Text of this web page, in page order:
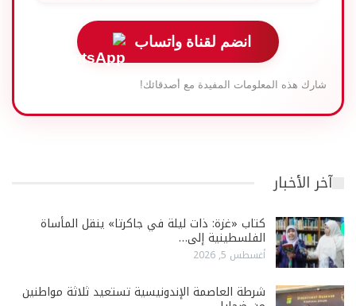
انضم لقناة واتساب
شارك هذه المعلومات المفيدة مع أصدقائك!
آخر الأخبار
كتاب «غزة: ذات ليلة في جاكرتا» ينقل المأساة
الفلسطينية إلى…
أغسطس 5, 2026
شرطة العاصمة الإندونيسية تستعيد ثلاثة مواطنين